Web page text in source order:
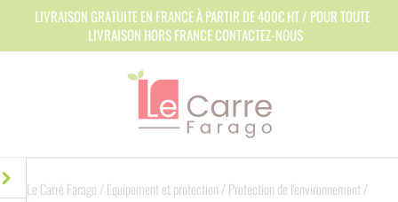
Le Carré Farago /Equipement et protection /Protection de l'environnement/
LIVRAISON GRATUITE EN FRANCE À PARTIR DE 400€ HT / POUR TOUTE
LIVRAISON HORS FRANCE CONTACTEZ-NOUS
Panneau de gestion des cookies